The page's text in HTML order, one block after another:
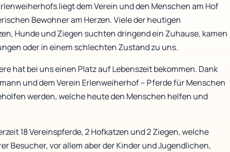
liegt dem Verein und den Menschen am Hof
Bewohner am Herzen. Viele der heutigen
Hunde und Ziegen suchten dringend ein Zuhause, kamen
oder in einem schlechten Zustand zu uns.
hat bei uns einen Platz auf Lebenszeit bekommen. Dank
und dem Verein Erlenweiherhof – Pferde für Menschen
werden, welche heute den Menschen helfen und
18 Vereinspferde, 2 Hofkatzen und 2 Ziegen, welche
Besucher, vor allem aber der Kinder und Jugendlichen,